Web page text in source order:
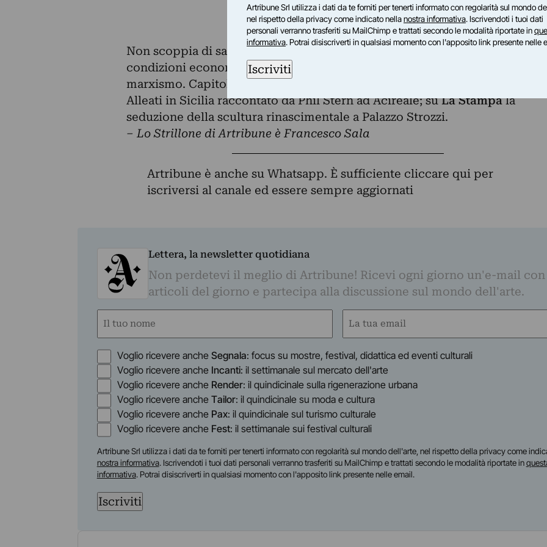
Non scoppia di salute la Fondazione Basso:
si preoccupa per le
condizioni economiche in cui versa lo storico centro di studi sul
marxismo. Capitolo mostre: su
Alleati in Sicilia raccontato da Phil Stern ad Acireale; suLa Stampa la
seduzione della scultura rinascimentale a Palazzo Strozzi.
– Lo Strillone di Artribune è Francesco Sala
Artribune è anche su Whatsapp. È sufficiente cliccare qui per
iscriversi al canale ed essere sempre aggiornati
Lettera, la newsletter quotidiana
Non perdetevi il meglio di Artribune! Ricevi ogni giorno un'e-mail
articoli del giorno e partecipa alla discussione sul mondo dell'arte.
Nome
Nome
Email
Opzioni
Voglio ricevere anche Segnala: focus su mostre, festival, didattica ed eventi culturali
Voglio ricevere anche Incanti: il settimanale sul mercato dell'arte
Voglio ricevere anche Render: il quindicinale sulla rigenerazione urbana
Voglio ricevere anche Tailor: il quindicinale su moda e cultura
Voglio ricevere anche Pax: il quindicinale sul turismo culturale
Voglio ricevere anche Fest: il settimanale sui festival culturali
Artribune Srl utilizza i dati da te forniti per tenerti informato con regolarità sul mondo dell'arte, nel rispetto della privacy come
nostra informativa. Iscrivendoti i tuoi dati personali verranno trasferiti su MailChimp e trattati secondo le modalità riportate in
informativa. Potrai disiscriverti in qualsiasi momento con l'apposito link presente nelle email.
Iscriviti
Artribune Srl utilizza i dati da te forniti per tenerti informato con regolarità sul mondo
nel rispetto della privacy come indicato nellanostra informativa. Iscrivendoti i tuoi dati
personali verranno trasferiti su MailChimp e trattati secondo le modalità riportate in
informativa. Potrai disiscriverti in qualsiasi momento con l'apposito link presente nelle
Iscriviti